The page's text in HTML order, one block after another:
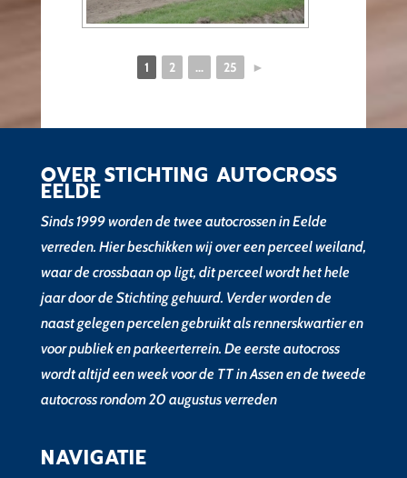
1 2 ... 25 ►
OVER STICHTING AUTOCROSS
EELDE
Sinds 1999 worden de twee autocrossen in Eelde
verreden. Hier beschikken wij over een perceel weiland,
waar de crossbaan op ligt, dit perceel wordt het hele
jaar door de Stichting gehuurd. Verder worden de
naast gelegen percelen gebruikt als rennerskwartier en
voor publiek en parkeerterrein. De eerste autocross
wordt altijd een week voor de TT in Assen en de tweede
autocross rondom 20 augustus verreden
NAVIGATIE